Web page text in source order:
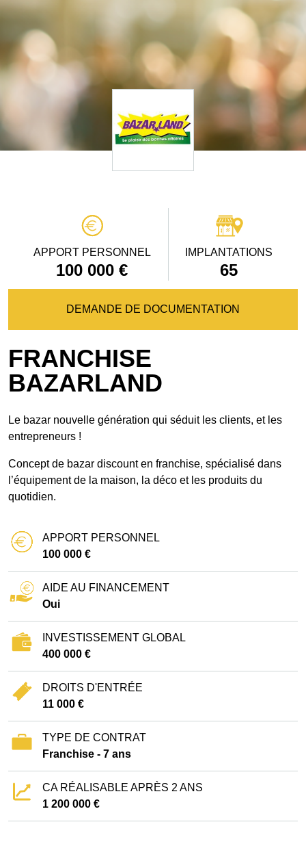
APPORT PERSONNEL
100 000 €
IMPLANTATIONS
65
DEMANDE DE DOCUMENTATION
FRANCHISE
BAZARLAND
Le bazar nouvelle génération qui séduit les clients, et les
entrepreneurs !
Concept de bazar discount en franchise, spécialisé dans
l’équipement de la maison, la déco et les produits du
quotidien.
APPORT PERSONNEL
100 000 €
AIDE AU FINANCEMENT
Oui
INVESTISSEMENT GLOBAL
400 000 €
DROITS D'ENTRÉE
11 000 €
TYPE DE CONTRAT
Franchise - 7 ans
CA RÉALISABLE APRÈS 2 ANS
1 200 000 €